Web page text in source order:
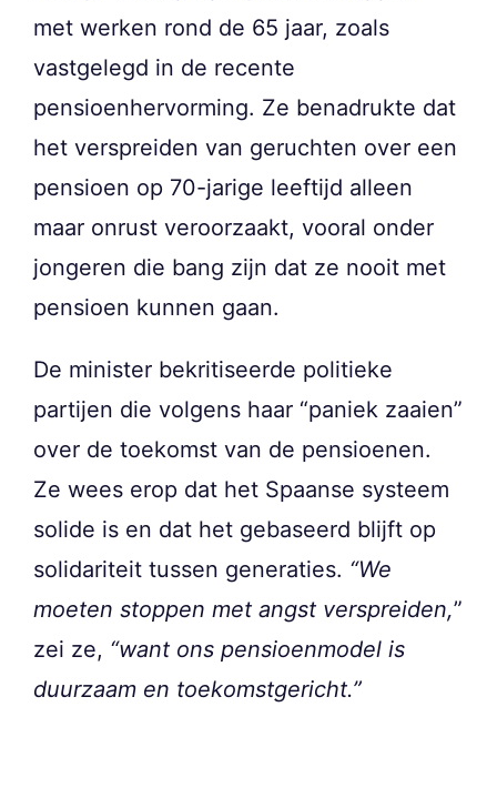
met werken rond de 65 jaar, zoals
vastgelegd in de recente
pensioenhervorming. Ze benadrukte dat
het verspreiden van geruchten over een
pensioen op 70-jarige leeftijd alleen
maar onrust veroorzaakt, vooral onder
jongeren die bang zijn dat ze nooit met
pensioen kunnen gaan.
De minister bekritiseerde politieke
partijen die volgens haar “paniek zaaien”
over de toekomst van de pensioenen.
Ze wees erop dat het Spaanse systeem
solide is en dat het gebaseerd blijft op
solidariteit tussen generaties. “We
moeten stoppen met angst verspreiden,”
zei ze, “want ons pensioenmodel is
duurzaam en toekomstgericht.”